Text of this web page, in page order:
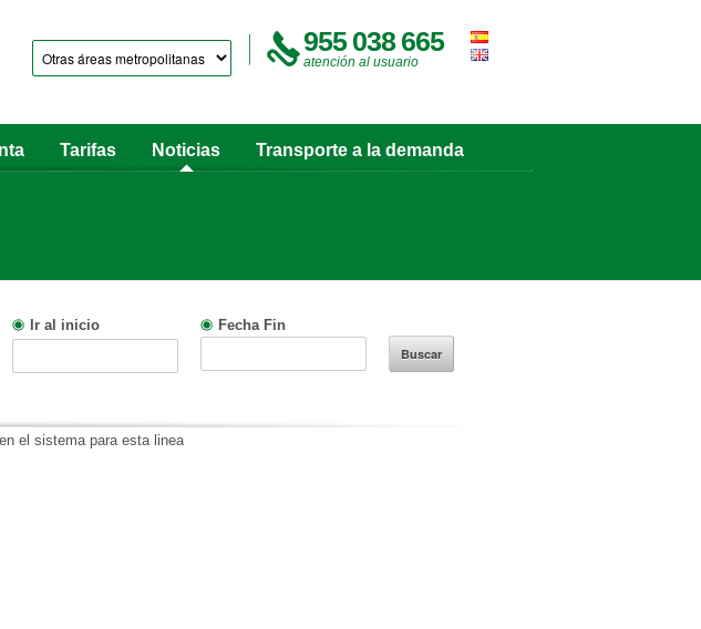
955 038 665
atención al usuario
Tarifas Noticias Transporte a la demanda
Ir al inicio
Fecha Fin
Buscar
el sistema para esta linea